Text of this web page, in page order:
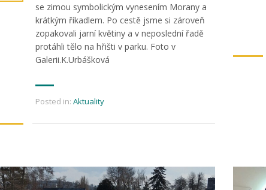
se zimou symbolickým vynesením Morany a
krátkým říkadlem. Po cestě jsme si zároveň
zopakovali jarní květiny a v neposlední řadě
protáhli tělo na hřišti v parku. Foto v
Galerii.K.Urbášková
Posted in: Aktuality